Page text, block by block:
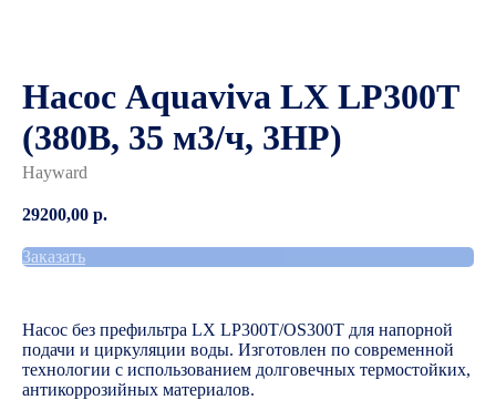
Насос Aquaviva LX LP300T
(380В, 35 м3/ч, 3HP)
Hayward
29200,00 р.
Заказать
Насос без префильтра LX LP300T/OS300T для напорной
подачи и циркуляции воды. Изготовлен по современной
технологии с использованием долговечных термостойких,
антикоррозийных материалов.